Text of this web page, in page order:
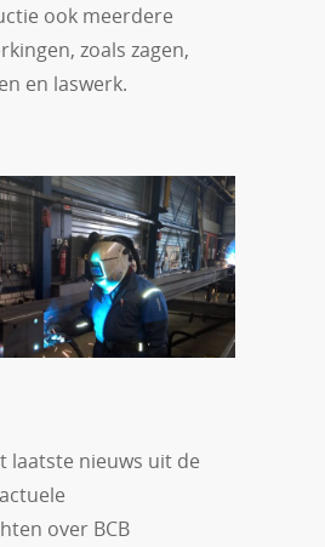
ook meerdere
zoals zagen,
en laswerk.
laatste nieuws uit de
over BCB